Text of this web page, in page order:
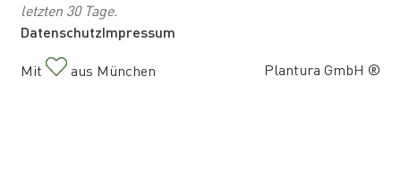
letzten 30 Tage.
Plantura GmbH ®
Mit aus München
DatenschutzImpressum